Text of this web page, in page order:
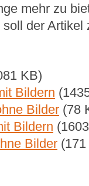
mehr zu
der Artikel
KB)
Bildern
Bilder (78
Bildern
Bilder